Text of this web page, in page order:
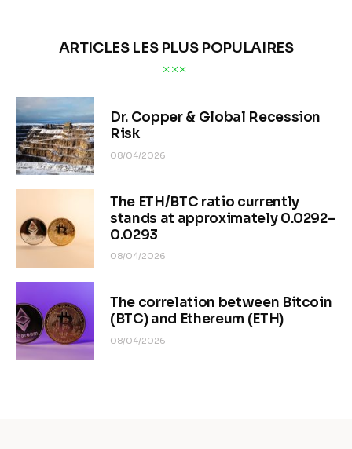
ARTICLES LES PLUS POPULAIRES
Dr. Copper & Global Recession
Risk
08/04/2026
The ETH/BTC ratio currently
stands at approximately 0.0292–
0.0293
08/04/2026
The correlation between Bitcoin
(BTC) and Ethereum (ETH)
08/04/2026